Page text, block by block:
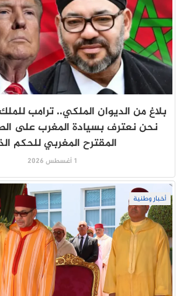
بلاغ من الديوان الملكي.. ترامب
نحن نعترف بسيادة المغرب على
المقترح المغربي للحكم
1 أغسطس 2026
أخبار وطنية